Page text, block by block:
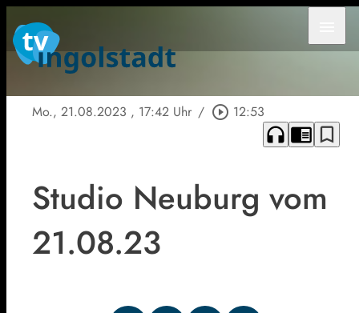
Mo., 21.08.2023 , 17:42 Uhr / play_circle_outline 12:53
headphones chrome_reader_mode bookmark_border
Studio Neuburg vom
21.08.23